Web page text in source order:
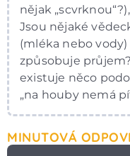
nějak
Jsou nějaké
(mléka nebo
způsobuje
existuje něco
„na houby nemá
MINUTOVÁ